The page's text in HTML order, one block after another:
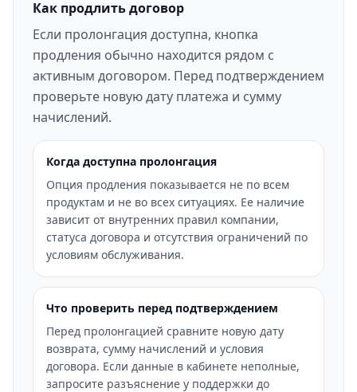
Как продлить договор
Если пролонгация доступна, кнопка
продления обычно находится рядом с
активным договором. Перед подтверждением
проверьте новую дату платежа и сумму
начислений.
Когда доступна пролонгация
Опция продления показывается не по всем
продуктам и не во всех ситуациях. Ее наличие
зависит от внутренних правил компании,
статуса договора и отсутствия ограничений по
условиям обслуживания.
Что проверить перед подтверждением
Перед пролонгацией сравните новую дату
возврата, сумму начислений и условия
договора. Если данные в кабинете неполные,
запросите разъяснение у поддержки до